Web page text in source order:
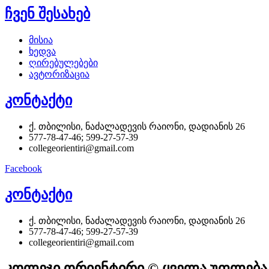
ჩვენ შესახებ
მისია
ხედვა
ღირებულებები
ავტორიზაცია
კონტაქტი
ქ. თბილისი, ნაძალადევის რაიონი, დადიანის 26
577-78-47-46; 599-27-57-39
collegeorientiri@gmail.com
Facebook
კონტაქტი
ქ. თბილისი, ნაძალადევის რაიონი, დადიანის 26
577-78-47-46; 599-27-57-39
collegeorientiri@gmail.com